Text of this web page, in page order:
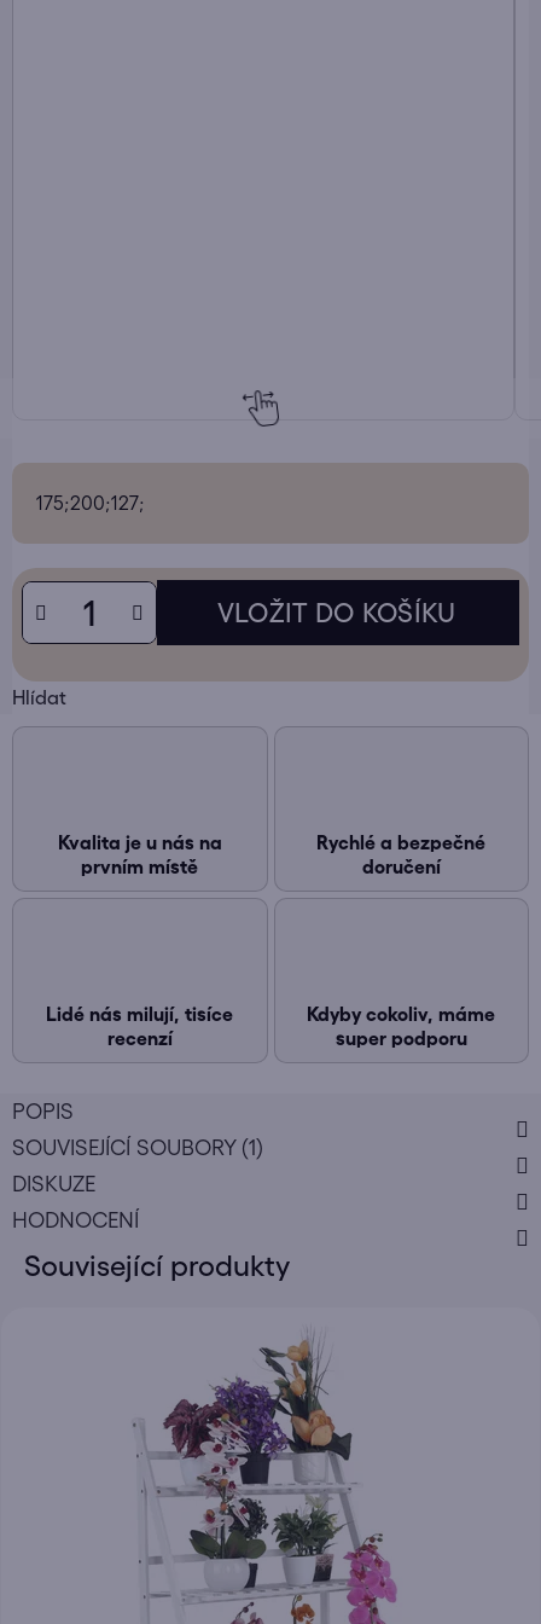
175;200;127;
Hlídat
Kvalita je u nás na
prvním místě
Rychlé a bezpečné
doručení
Lidé nás milují, tisíce
recenzí
Kdyby cokoliv, máme
super podporu
POPIS
SOUVISEJÍCÍ SOUBORY (1)
DISKUZE
HODNOCENÍ
Související produkty